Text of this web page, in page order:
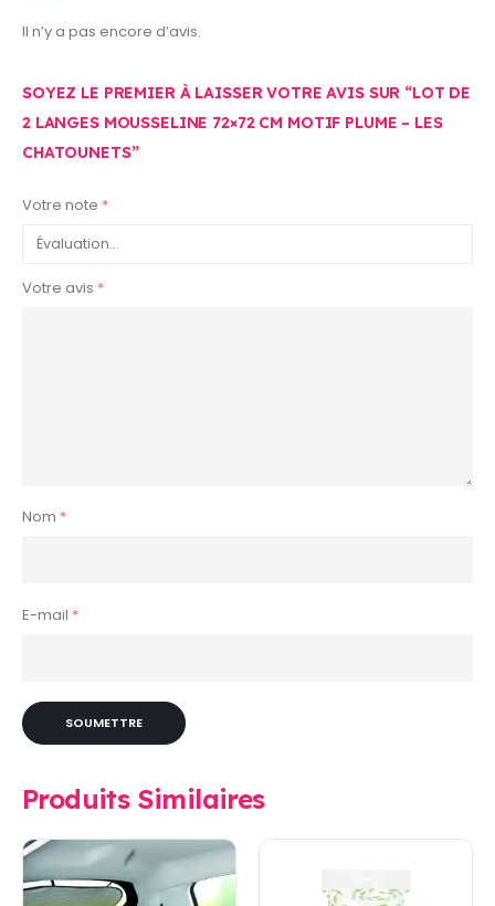
Il n’y a pas encore d’avis.
SOYEZ LE PREMIER À LAISSER VOTRE AVIS SUR “LOT DE
2 LANGES MOUSSELINE 72×72 CM MOTIF PLUME – LES
CHATOUNETS”
Votre note *
Votre avis *
Nom *
E-mail *
Produits Similaires